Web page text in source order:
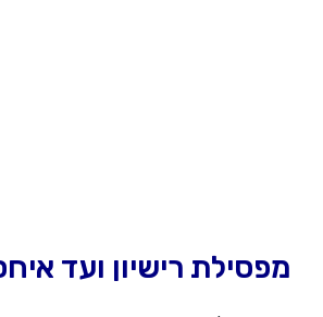
מפסילת רישיון ועד